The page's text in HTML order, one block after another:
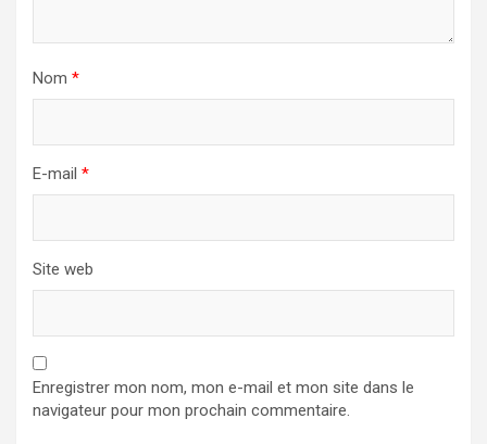
Nom *
E-mail *
Site web
Enregistrer mon nom, mon e-mail et mon site dans le
navigateur pour mon prochain commentaire.